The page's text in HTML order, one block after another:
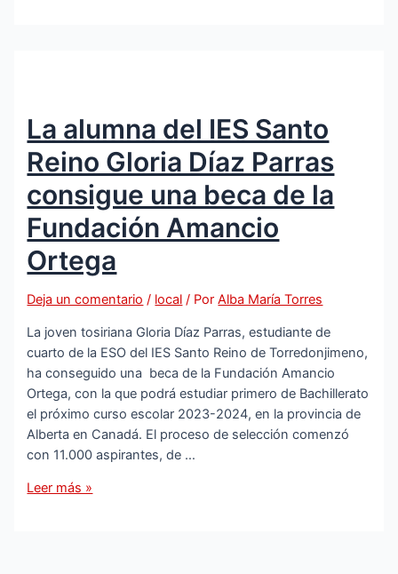
y
Elcano»
llega
a
Torredonjimeno
La alumna del IES Santo
Reino Gloria Díaz Parras
consigue una beca de la
Fundación Amancio
Ortega
Deja un comentario / local / PorAlba María Torres
La joven tosiriana Gloria Díaz Parras, estudiante de
cuarto de la ESO del IES Santo Reino de Torredonjimeno,
ha conseguido una beca de la Fundación Amancio
Ortega, con la que podrá estudiar primero de Bachillerato
el próximo curso escolar 2023-2024, en la provincia de
Alberta en Canadá. El proceso de selección comenzó
con 11.000 aspirantes, de …
La
Leer más »